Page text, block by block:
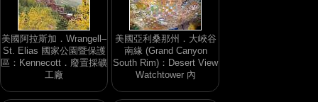
美國阿拉斯加．Wrangell–
St. Elias 國家公園暨保護
區：Kennecott．廢置採礦
工廠
美國亞利桑那州．大峽谷
南緣 (Grand Canyon
South Rim)：Desert View
Watchtower 內